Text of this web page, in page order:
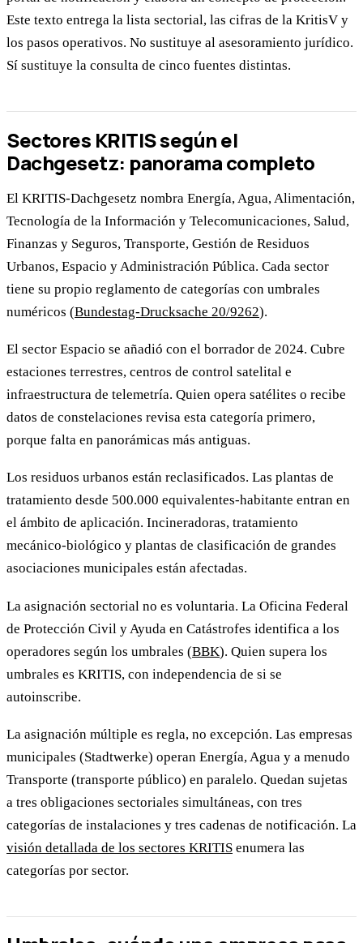
Este texto entrega la lista sectorial, las cifras de la KritisV y
los pasos operativos. No sustituye al asesoramiento jurídico.
Sí sustituye la consulta de cinco fuentes distintas.
Sectores KRITIS según el
Dachgesetz: panorama completo
El KRITIS-Dachgesetz nombra Energía, Agua, Alimentación,
Tecnología de la Información y Telecomunicaciones, Salud,
Finanzas y Seguros, Transporte, Gestión de Residuos
Urbanos, Espacio y Administración Pública. Cada sector
tiene su propio reglamento de categorías con umbrales
numéricos (Bundestag-Drucksache 20/9262).
El sector Espacio se añadió con el borrador de 2024. Cubre
estaciones terrestres, centros de control satelital e
infraestructura de telemetría. Quien opera satélites o recibe
datos de constelaciones revisa esta categoría primero,
porque falta en panorámicas más antiguas.
Los residuos urbanos están reclasificados. Las plantas de
tratamiento desde 500.000 equivalentes-habitante entran en
el ámbito de aplicación. Incineradoras, tratamiento
mecánico-biológico y plantas de clasificación de grandes
asociaciones municipales están afectadas.
La asignación sectorial no es voluntaria. La Oficina Federal
de Protección Civil y Ayuda en Catástrofes identifica a los
operadores según los umbrales (BBK). Quien supera los
umbrales es KRITIS, con independencia de si se
autoinscribe.
La asignación múltiple es regla, no excepción. Las empresas
municipales (Stadtwerke) operan Energía, Agua y a menudo
Transporte (transporte público) en paralelo. Quedan sujetas
a tres obligaciones sectoriales simultáneas, con tres
categorías de instalaciones y tres cadenas de notificación. La
visión detallada de los sectores KRITIS enumera las
categorías por sector.